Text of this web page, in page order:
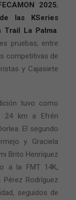
2025,
las KSeries
La Palma.
pruebas, entre
competitivas de
y Cajasiete
tuvo como
24 km a Efrén
El segundo
y Graciela
Brito Henríquez
a la FMT 14K,
Rodríguez
seguidos de